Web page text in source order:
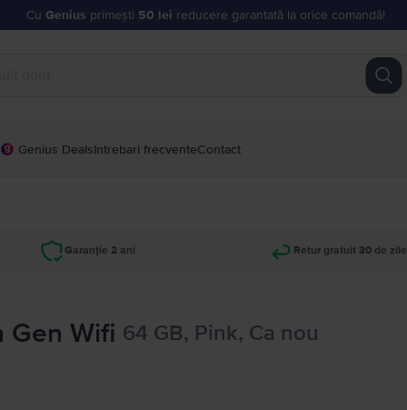
Cu Genius primești 50 lei reducere garantată la orice comandă!
Genius DealsIntrebari frecventeContact
Garanție 2 ani Retur gratuit 30 de zile
Gen Wifi 64 GB, Pink, Ca nou